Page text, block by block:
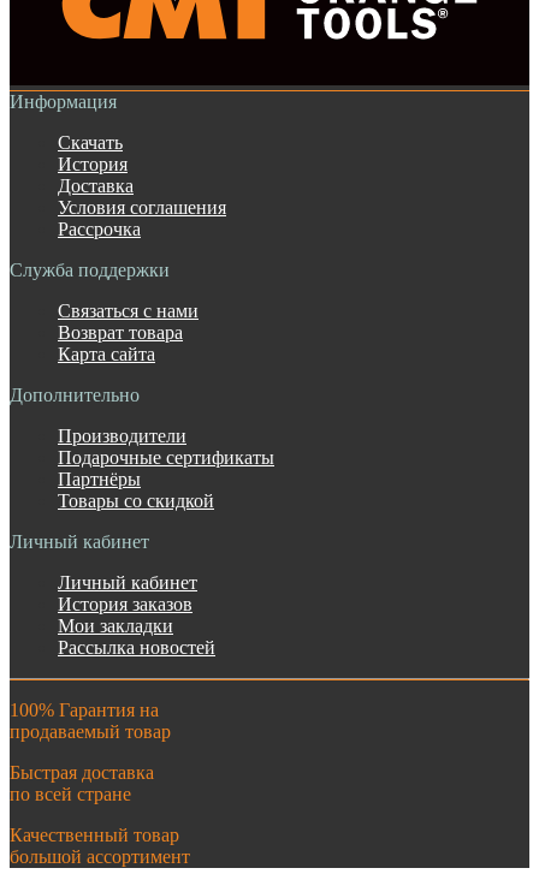
Информация
Скачать
История
Доставка
Условия соглашения
Рассрочка
Служба поддержки
Связаться с нами
Возврат товара
Карта сайта
Дополнительно
Производители
Подарочные сертификаты
Партнёры
Товары со скидкой
Личный кабинет
Личный кабинет
История заказов
Мои закладки
Рассылка новостей
100% Гарантия на
продаваемый товар
Быстрая доставка
по всей стране
Качественный товар
большой ассортимент